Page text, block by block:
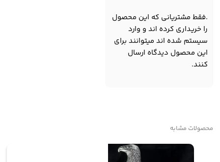
.فقط مشتریانی که این محصول
را خریداری کرده اند و وارد
سیستم شده اند میتوانند برای
این محصول دیدگاه ارسال
کنند.
محصولات مشابه